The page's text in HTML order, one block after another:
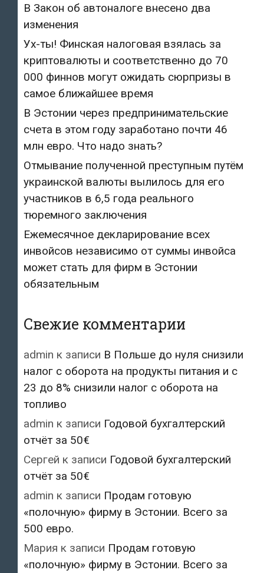
В Закон об автоналоге внесено два
изменения
Ух-ты! Финская налоговая взялась за
криптовалюты и соответственно до 70
000 финнов могут ожидать сюрпризы в
самое ближайшее время
В Эстонии через предпринимательские
счета в этом году заработано почти 46
млн евро. Что надо знать?
Отмывание полученной преступным путём
украинской валюты вылилось для его
участников в 6,5 года реального
тюремного заключения
Ежемесячное декларирование всех
инвойсов независимо от суммы инвойса
может стать для фирм в Эстонии
обязательным
Свежие комментарии
admin к записи В Польше до нуля снизили
налог с оборота на продукты питания и с
23 до 8% снизили налог с оборота на
топливо
admin к записи Годовой бухгалтерский
отчёт за 50€
Сергей к записи Годовой бухгалтерский
отчёт за 50€
admin к записи Продам готовую
«полочную» фирму в Эстонии. Всего за
500 евро.
Мария к записи Продам готовую
«полочную» фирму в Эстонии. Всего за